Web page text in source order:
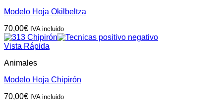
Modelo Hoja Okilbeltza
70,00€ IVA incluido
Vista Rápida
Animales
Modelo Hoja Chipirón
70,00€ IVA incluido